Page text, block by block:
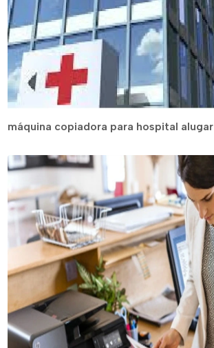
máquina copiadora para hospital alugar